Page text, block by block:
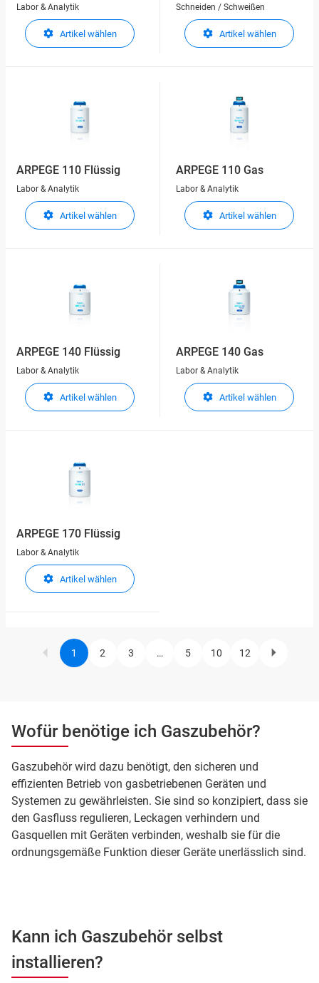
Labor & Analytik
Artikel wählen
Schneiden / Schweißen
Artikel wählen
ARPEGE 110 Flüssig
Labor & Analytik
Artikel wählen
ARPEGE 110 Gas
Labor & Analytik
Artikel wählen
ARPEGE 140 Flüssig
Labor & Analytik
Artikel wählen
ARPEGE 140 Gas
Labor & Analytik
Artikel wählen
ARPEGE 170 Flüssig
Labor & Analytik
Artikel wählen
Current
page
1 Page
2 Page
3 … Page
5 Page
10 Page
12
Next
Wofür benötige ich Gaszubehör?
Gaszubehör wird dazu benötigt, den sicheren und
effizienten Betrieb von gasbetriebenen Geräten und
Systemen zu gewährleisten. Sie sind so konzipiert, dass sie
den Gasfluss regulieren, Leckagen verhindern und
Gasquellen mit Geräten verbinden, weshalb sie für die
ordnungsgemäße Funktion dieser Geräte unerlässlich sind.
Kann ich Gaszubehör selbst
installieren?